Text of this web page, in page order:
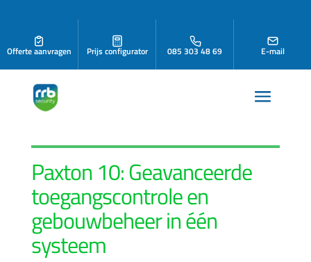
Offerte aanvragen Prijs configurator 085 303 48 69 E-mail
Paxton 10: Geavanceerde
toegangscontroleen
gebouwbeheer in één
systeem